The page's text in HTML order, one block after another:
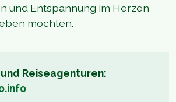
und Entspannung im Herzen
möchten.
Reiseagenturen: